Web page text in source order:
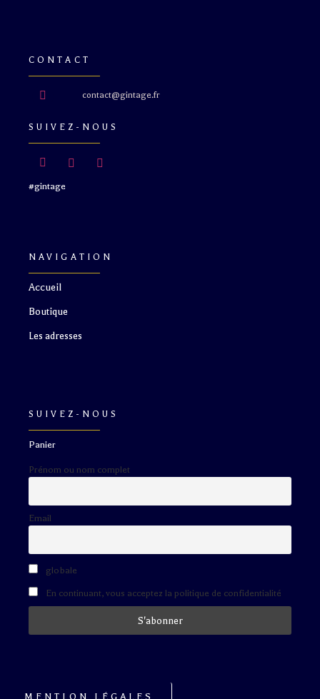
CONTACT
contact@gintage.fr
SUIVEZ-NOUS
#gintage
NAVIGATION
Accueil
Boutique
Les adresses
SUIVEZ-NOUS
Panier
Prénom ou nom complet
Email
globale
En continuant, vous acceptez la politique de confidentialité
MENTION LÉGALES